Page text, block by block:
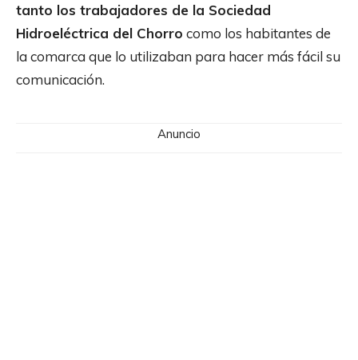
tanto los trabajadores de la Sociedad
Hidroeléctrica del Chorro como los habitantes de
la comarca que lo utilizaban para hacer más fácil su
comunicación.
Anuncio